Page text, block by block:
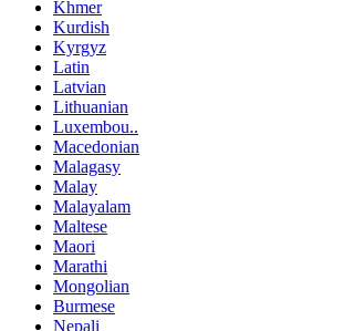
Khmer
Kurdish
Kyrgyz
Latin
Latvian
Lithuanian
Luxembou..
Macedonian
Malagasy
Malay
Malayalam
Maltese
Maori
Marathi
Mongolian
Burmese
Nepali